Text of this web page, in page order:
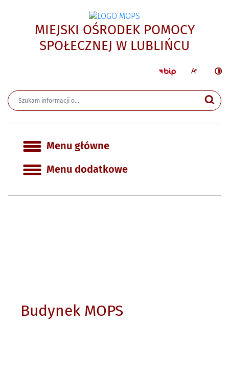
MIEJSKI OŚRODEK POMOCY
SPOŁECZNEJ W LUBLIŃCU
StronaWiększa
Wyszukiwarka
Menu główne
Menu główne
Menu dodatkowe
Budynek MOPS